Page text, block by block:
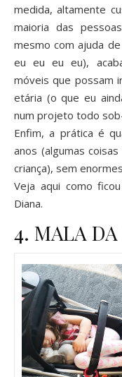
medida, altamente
maioria das
mesmo com ajuda
eu eu eu eu),
móveis que possam
etária (o que eu
num projeto todo
Enfim, a prática é
anos (algumas
criança), sem
Veja aqui como
Diana.
4. MALA